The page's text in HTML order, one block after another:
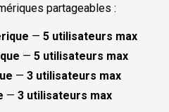
partageables :
— 5 utilisateurs max
— 5 utilisateurs max
— 3 utilisateurs max
— 3 utilisateurs max